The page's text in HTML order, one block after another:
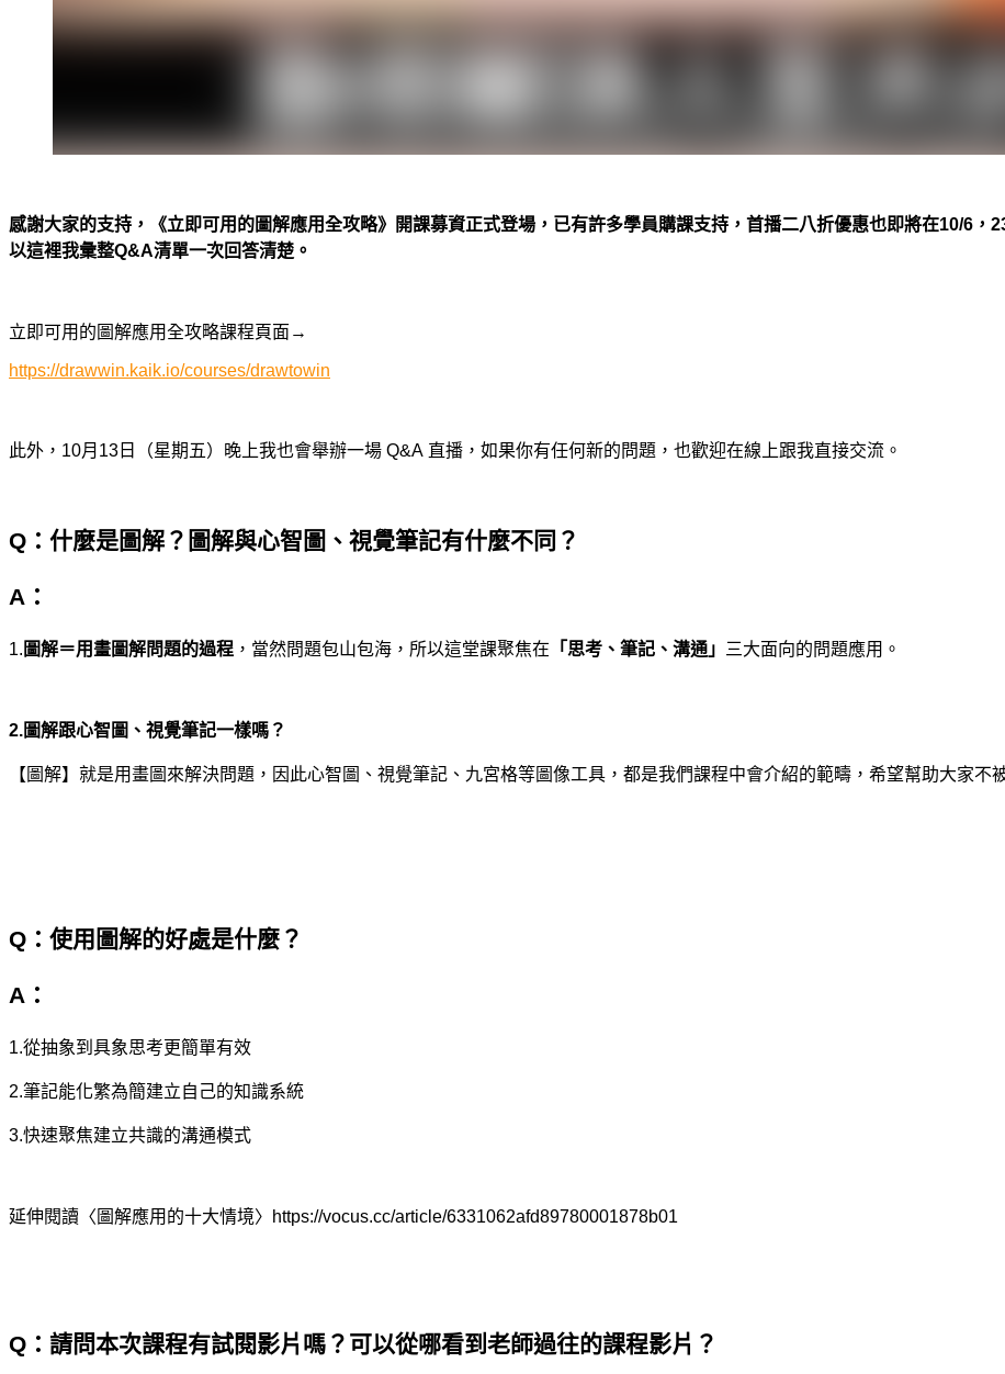
感謝大家的支持，《立即可用的圖解應用全攻略》開課募資正式登場，已有許多學員購課支持，首播二八折優惠也即將在10/6 ，
以這裡我彙整Q&A清單一次回答清楚。
立即可用的圖解應用全攻略課程頁面→
https://drawwin.kaik.io/courses/drawtowin
此外， 10月 13 日（星期五）晚上我也會舉辦一場 Q&A 直播，如果你有任何新的問題，也歡迎在線上跟我直接交流。
Q ：什麼是圖解？圖解與心智圖、視覺筆記有什麼不同？
A ：
1. 圖解＝用畫圖解問題的過程 ，當然問題包山包海，所以這堂課聚焦在 「思考、筆記、溝通」 三大面向的問題應用。
2.圖解跟心智圖、視覺筆記一樣嗎？
【圖解】就是用畫圖來解決問題，因此心智圖、視覺筆記、九宮格等圖像工具，都是我們課程中會介紹的範疇，希望幫助大家不
Q ：使用圖解的好處是什麼？
A ：
1.從抽象到具象思考更簡單有效
2.筆記能化繁為簡建立自己的知識系統
3.快速聚焦建立共識的溝通模式
延伸閱讀〈圖解應用的十大情境〉 https://vocus.cc/article/6331062afd89780001878b01
Q ：請問本次課程有試閱影片嗎？可以從哪看到老師過往的課程影片？